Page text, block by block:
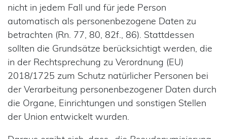
nicht in jedem Fall und für jede Person
automatisch als personenbezogene Daten zu
betrachten (Rn. 77, 80, 82f., 86). Stattdessen
sollten die Grundsätze berücksichtigt werden, die
in der Rechtsprechung zu Verordnung (EU)
2018/1725 zum Schutz natürlicher Personen bei
der Verarbeitung personenbezogener Daten durch
die Organe, Einrichtungen und sonstigen Stellen
der Union entwickelt wurden.